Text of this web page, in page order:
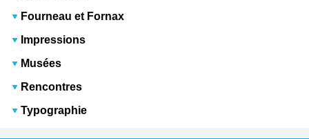
Fourneau et Fornax
Impressions
Musées
Rencontres
Typographie